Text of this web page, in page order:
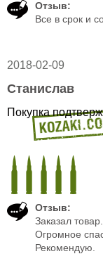
Отзыв:
Все в срок и
2018-02-09
Станислав
Покупка
Отзыв:
Заказал
Огромное
Рекомендую.